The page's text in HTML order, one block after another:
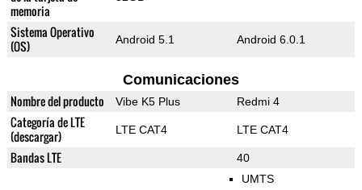
memoria
Sistema Operativo
(OS)
Android 5.1 Android 6.0.1
Comunicaciones
Nombre del producto Vibe K5 Plus Redmi 4
Categoría de LTE
(descargar)
LTE CAT4 LTE CAT4
Bandas LTE 40
UMTS